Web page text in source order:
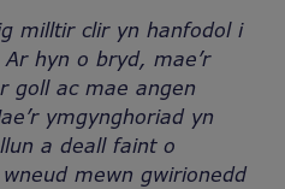
milltir clir yn hanfodol i
hyn o bryd, mae’r
goll ac mae angen
ymgynghoriad yn
a deall faint o
mewn gwirionedd